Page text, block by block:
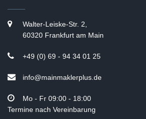
Walter-Leiske-Str. 2,
60320 Frankfurt am Main
+49 (0) 69 - 94 34 01 25
info@mainmaklerplus.de
Mo - Fr 09:00 - 18:00
Termine nach Vereinbarung